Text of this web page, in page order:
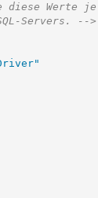
Sie diese
Servers. -->